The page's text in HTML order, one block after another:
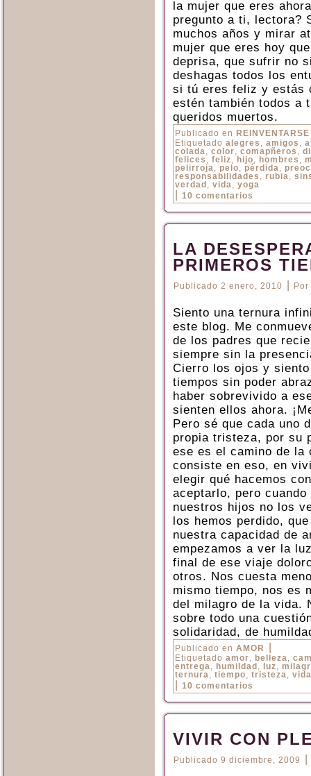
la mujer que eres
pregunto a ti, lectora?
muchos años y mirar
mujer que eres hoy
deprisa, que sufrir no
deshagas todos los
si tú eres feliz y estás
estén también todos a
queridos muertos.
Publicado en REINVENTARSE
Etiquetado alegres , amigos ,
colada, color, comapñeros ,
felices , feliz, hijo, hombres ,
pelirroja, pelo, pérdida,
responsabilidades , rubia,
verdad , vida, yoga
10 comentarios
LA
PRIMEROS
Publicado 2 enero, 2010 Por
Siento una ternura
este blog. Me
de los padres que
siempre sin la
Cierro los ojos y
tiempos sin poder
haber sobrevivido a
sienten ellos ahora.
Pero sé que cada uno
propia tristeza, por su
ese es el camino de la
consiste en eso, en
elegir qué hacemos
aceptarlo, pero
nuestros hijos no los
los hemos perdido,
nuestra capacidad de
empezamos a ver la
final de ese viaje
otros. Nos cuesta
mismo tiempo, nos es
del milagro de la vida.
sobre todo una
solidaridad, de
Publicado en AMOR
Etiquetado amor, belleza,
entrega, humildad , luz,
ternura, tiempo, tristeza, vida
10 comentarios
VIVIR CON
Publicado 9 diciembre, 2009